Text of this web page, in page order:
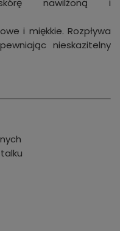
nawilżoną i
i miękkie. Rozpływa
nieskazitelny